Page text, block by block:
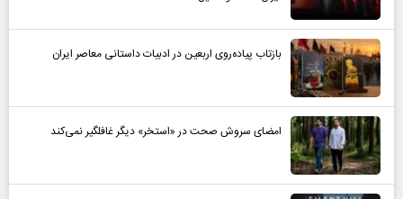
بازتاب پیاده‌روی اربعین در ادبیات داستانی معاصر ایران
امضای سروش صحت در «استخر» دیگر غافلگیر نمی‌کند